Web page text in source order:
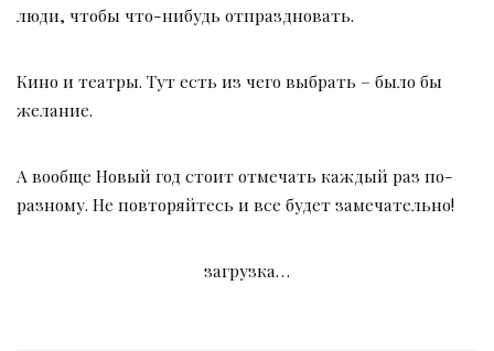
люди, чтобы что-нибудь отпраздновать.
Кино и театры. Тут есть из чего выбрать – было бы
желание.
А вообще Новый год стоит отмечать каждый раз по-
разному. Не повторяйтесь и все будет замечательно!
загрузка…